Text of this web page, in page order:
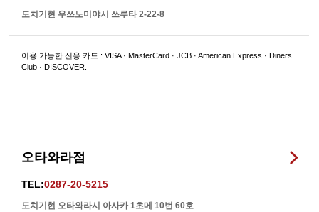
도치기현 우쓰노미야시 쓰루타 2-22-8
이용 가능한 신용 카드 : VISA · MasterCard · JCB · American Express · Diners
Club · DISCOVER.
오타와라점
TEL:0287-20-5215
도치기현 오타와라시 아사카 1초메 10번 60호